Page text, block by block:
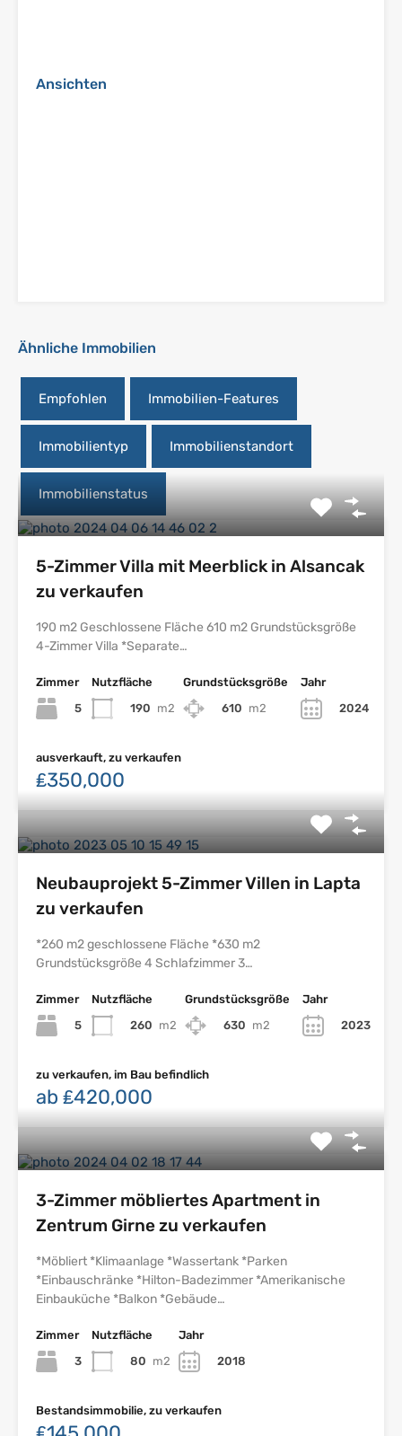
Ansichten
Ähnliche Immobilien
Empfohlen Immobilien-Features
Immobilientyp Immobilienstandort
Immobilienstatus
5-Zimmer Villa mit Meerblick in Alsancak
zu verkaufen
190 m2 Geschlossene Fläche 610 m2 Grundstücksgröße
4-Zimmer Villa *Separate…
Zimmer
5
Nutzfläche
190 m2
Grundstücksgröße
610 m2
Jahr
2024
ausverkauft, zu verkaufen
₤350,000
Neubauprojekt 5-Zimmer Villen in Lapta
zu verkaufen
*260 m2 geschlossene Fläche *630 m2
Grundstücksgröße 4 Schlafzimmer 3…
Zimmer
5
Nutzfläche
260 m2
Grundstücksgröße
630 m2
Jahr
2023
zu verkaufen, im Bau befindlich
ab ₤420,000
3-Zimmer möbliertes Apartment in
Zentrum Girne zu verkaufen
*Möbliert *Klimaanlage *Wassertank *Parken
*Einbauschränke *Hilton-Badezimmer *Amerikanische
Einbauküche *Balkon *Gebäude…
Zimmer
3
Nutzfläche
80 m2
Jahr
2018
Bestandsimmobilie, zu verkaufen